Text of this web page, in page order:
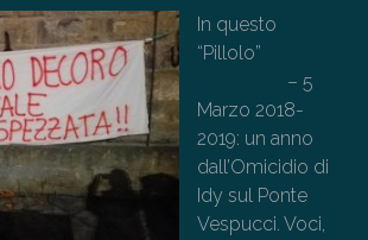
In questo
“Pillolo”
– 5
Marzo 2018-
2019: un anno
dall’Omicidio di
Idy sul Ponte
Vespucci. Voci,